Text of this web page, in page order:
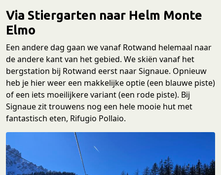
Via Stiergarten naar Helm Monte
Elmo
Een andere dag gaan we vanaf Rotwand helemaal naar
de andere kant van het gebied. We skiën vanaf het
bergstation bij Rotwand eerst naar Signaue. Opnieuw
heb je hier weer een makkelijke optie (een blauwe piste)
of een iets moeilijkere variant (een rode piste). Bij
Signaue zit trouwens nog een hele mooie hut met
fantastisch eten, Rifugio Pollaio.